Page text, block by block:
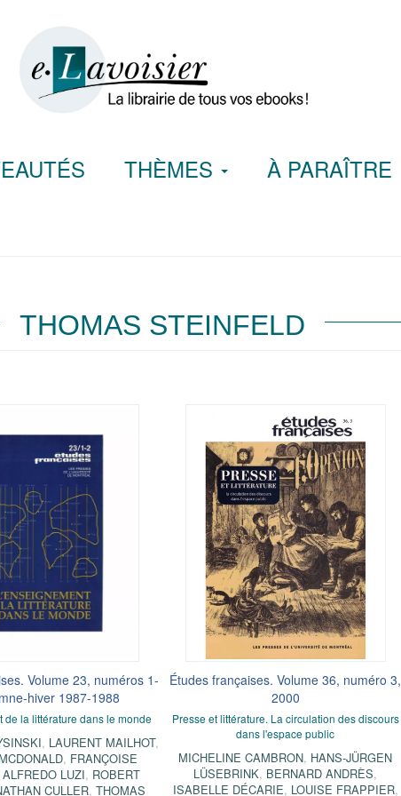
THÈMES À PARAÎTRE
THOMAS STEINFELD
Volume 23, numéros 1-
hiver 1987-1988
de la littérature dans le monde
, LAURENT MAILHOT,
, FRANÇOISE
ALFREDO LUZI, ROBERT
CULLER,THOMAS
Études françaises. Volume 36, numéro 3,
2000
Presse et littérature. La circulation des discours
dans l'espace public
MICHELINE CAMBRON, HANS-JÜRGEN
LÜSEBRINK, BERNARD ANDRÈS,
ISABELLE DÉCARIE, LOUISE FRAPPIER,